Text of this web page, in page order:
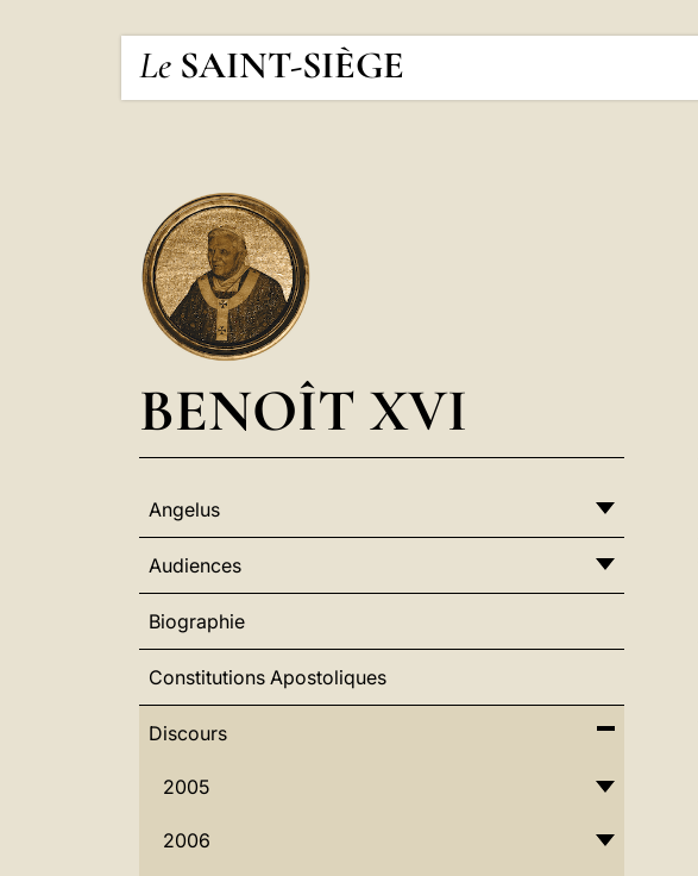
Le SAINT-SIÈGE
BENOÎT XVI
Angelus
Audiences
Biographie
Constitutions Apostoliques
Discours
2005
2006